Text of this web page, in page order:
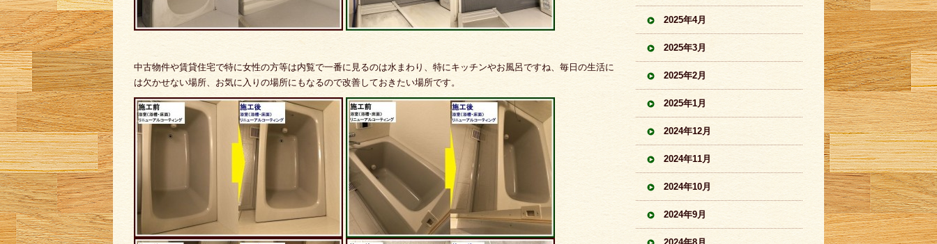
中古物件や賃貸住宅で特に女性の方等は内覧で一番に見るのは水まわり、特にキッチンやお風呂ですね、毎日の生活に
は欠かせない場所、お気に入りの場所にもなるので改善しておきたい場所です。
2025年4月
2025年3月
2025年2月
2025年1月
2024年12月
2024年11月
2024年10月
2024年9月